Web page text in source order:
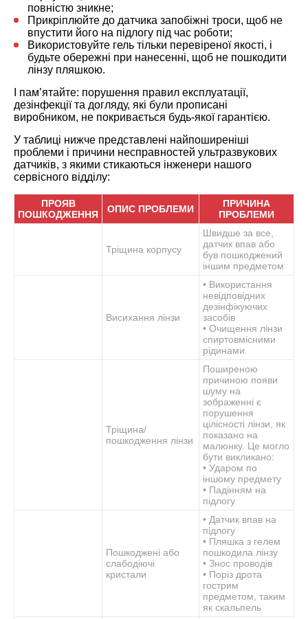
повністю зникне;
Прикріплюйте до датчика запобіжні троси, щоб не
впустити його на підлогу під час роботи;
Використовуйте гель тільки перевіреної якості, і
будьте обережні при нанесенні, щоб не пошкодити
лінзу пляшкою.
І пам’ятайте: порушення правил експлуатації,
дезінфекції та догляду, які були прописані
виробником, не покривається будь-якої гарантією.
У таблиці нижче представлені найпоширеніші
проблеми і причини несправностей ультразвукових
датчиків, з якими стикаються інженери нашого
сервісного відділу:
ПРОЯВ
ПОШКОДЖЕННЯ
ОПИС ПРОБЛЕМИ
ПРИЧИНА
ПРОБЛЕМИ
Тріщина корпусу
Швидше за все,
датчик впав або
був пошкоджений
іншим предметом
Висихання лінзи
• Використання
невідповідних
дезінфікуючих
засобів
• Очищення лінзи
спиртовмісними
рідинами
Тріщина/
пошкодження лінзи
Поширеною
причиною появи
шуму на
зображенні є
порушення
цілісності лінзи, як
показано на
малюнку. Це могло
бути викликано:
• Ударом по
іншому предмету
• Падінням на
підлогу
Пошкоджені або
слабодіючі
кристали
• Датчик впав на
підлогу
• Пляшка з гелем
пошкодила лінзу
• Знос проводів
• Поріз дрота
гострим
предметом, таким
як скальпель